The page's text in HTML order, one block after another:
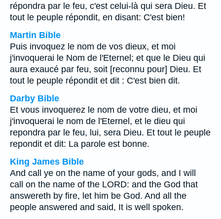
répondra par le feu, c'est celui-là qui sera Dieu. Et
tout le peuple répondit, en disant: C'est bien!
Martin Bible
Puis invoquez le nom de vos dieux, et moi
j'invoquerai le Nom de l'Eternel; et que le Dieu qui
aura exaucé par feu, soit [reconnu pour] Dieu. Et
tout le peuple répondit et dit : C'est bien dit.
Darby Bible
Et vous invoquerez le nom de votre dieu, et moi
j'invoquerai le nom de l'Eternel, et le dieu qui
repondra par le feu, lui, sera Dieu. Et tout le peuple
repondit et dit: La parole est bonne.
King James Bible
And call ye on the name of your gods, and I will
call on the name of the LORD: and the God that
answereth by fire, let him be God. And all the
people answered and said, It is well spoken.